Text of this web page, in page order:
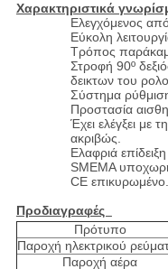
Χαρακτηριστικά
Ελεγχόμενος
Εύκολη
Τρόπος
Στροφή 90º
δεικτων του
Σύστημα
Προστασία
Έχει ελέγξει με
ακριβώς.
Ελαφριά
SMEMA
CE επικυρωμένο.
Προδιαγραφές
Πρότυπο
Παροχή ηλεκτρικού
Παροχή αέρα